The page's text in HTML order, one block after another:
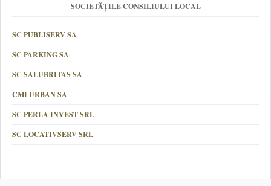
SOCIETĂȚILE CONSILIULUI LOCAL
SC PUBLISERV SA
SC PARKING SA
SC SALUBRITAS SA
CMI URBAN SA
SC PERLA INVEST SRL
SC LOCATIVSERV SRL